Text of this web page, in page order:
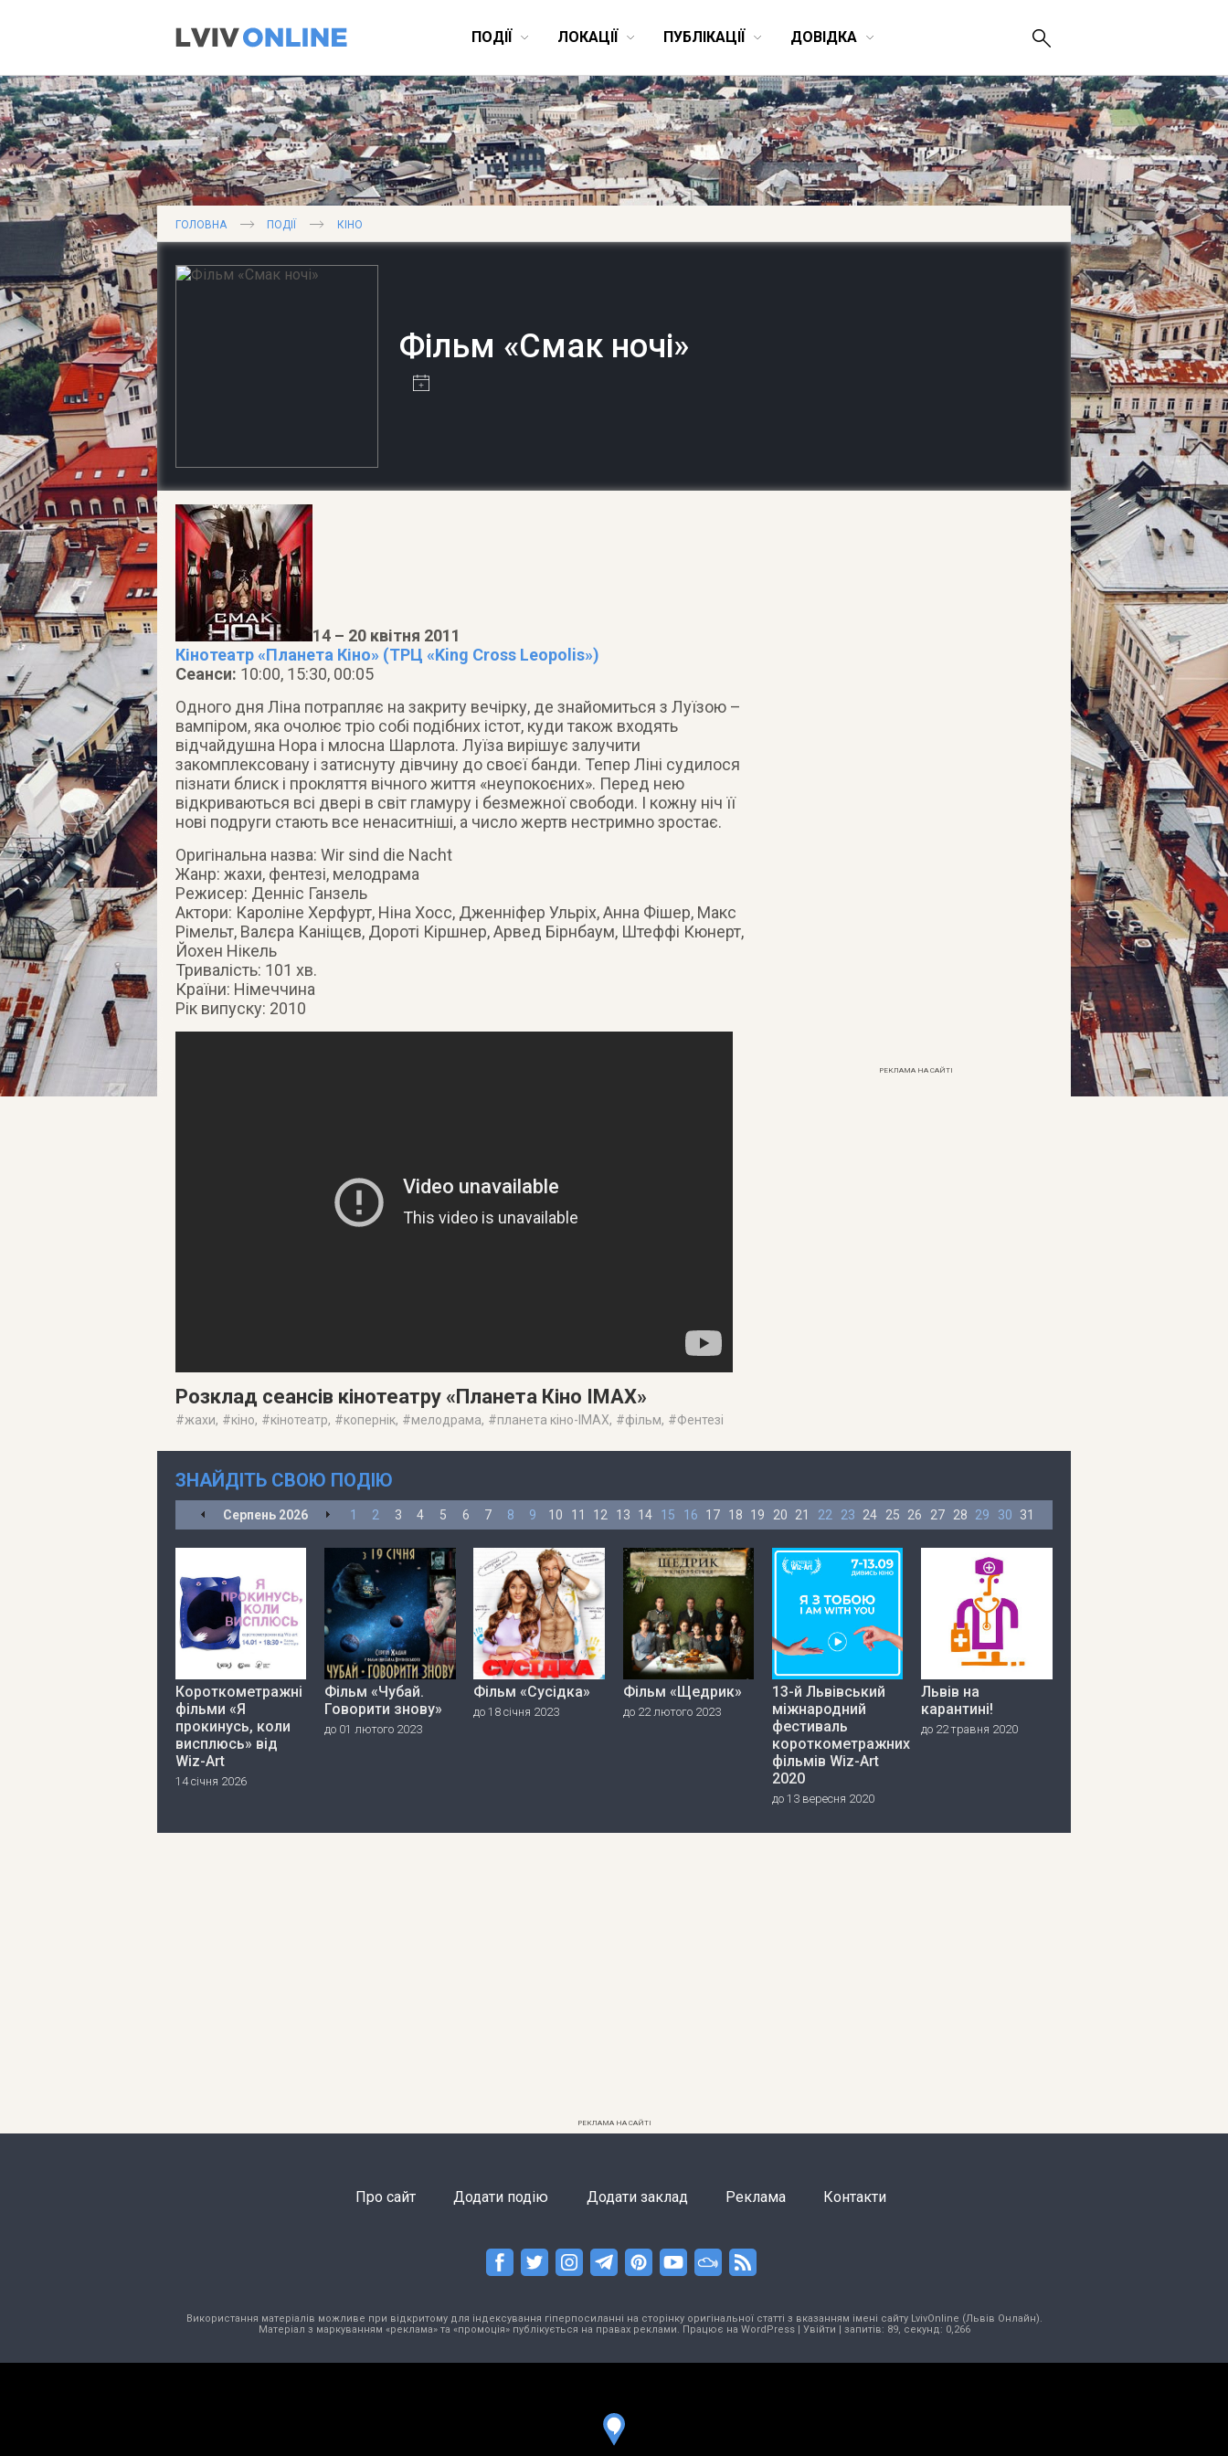
ПОДІЇ ЛОКАЦІЇ ПУБЛІКАЦІЇ ДОВІДКА
ГОЛОВНА ПОДІЇ КІНО
Фільм «Смак ночі»
14 – 20 квітня 2011
Кінотеатр «Планета Кіно» (ТРЦ «King Cross Leopolis»)
Сеанси: 10:00, 15:30, 00:05
Одного дня Ліна потрапляє на закриту вечірку, де знайомиться з Луїзою –
вампіром, яка очолює тріо собі подібних істот, куди також входять
відчайдушна Нора і млосна Шарлота. Луїза вирішує залучити
закомплексовану і затиснуту дівчину до своєї банди. Тепер Ліні судилося
пізнати блиск і прокляття вічного життя «неупокоєних». Перед нею
відкриваються всі двері в світ гламуру і безмежної свободи. І кожну ніч її
нові подруги стають все ненаситніші, а число жертв нестримно зростає.
Оригінальна назва: Wir sind die Nacht
Жанр: жахи, фентезі, мелодрама
Режисер: Денніс Ганзель
Актори: Кароліне Херфурт, Ніна Хосс, Дженніфер Ульріх, Анна Фішер, Макс
Рімельт, Валєра Каніщєв, Дороті Кіршнер, Арвед Бірнбаум, Штеффі Кюнерт,
Йохен Нікель
Тривалість: 101 хв.
Країни: Німеччина
Рік випуску: 2010
Розклад сеансів кінотеатру «Планета Кіно IMAX»
#жахи, #кіно, #кінотеатр, #копернік, #мелодрама, #планета кіно-IMAX, #фільм, #Фентезі
РЕКЛАМА НА САЙТІ
ЗНАЙДІТЬ СВОЮ ПОДІЮ
Серпень 2026 1 2 3 4 5 6 7 8 9 10 11 12 13 14 15 16 17 18 19 20 21 22 23 24 25 26 27 28 29 30 31
Короткометражні
фільми «Я
прокинусь, коли
висплюсь» від
Wiz-Art
14 січня 2026
Фільм «Чубай.
Говорити знову»
до 01 лютого 2023
Фільм «Сусідка»
до 18 січня 2023
Фільм «Щедрик»
до 22 лютого 2023
13-й Львівський
міжнародний
фестиваль
короткометражних
фільмів Wiz-Art
2020
до 13 вересня 2020
Львів на
карантині!
до 22 травня 2020
РЕКЛАМА НА САЙТІ
Про сайт Додати подію Додати заклад Реклама Контакти
Використання матеріалів можливе при відкритому для індексування гіперпосиланні на сторінку оригінальної статті з вказанням імені сайту LvivOnline (Львів Онлайн).
Матеріал з маркуванням «реклама» та «промоція» публікується на правах реклами. Працює на WordPress| Увійти | запитів: 89, секунд: 0,266